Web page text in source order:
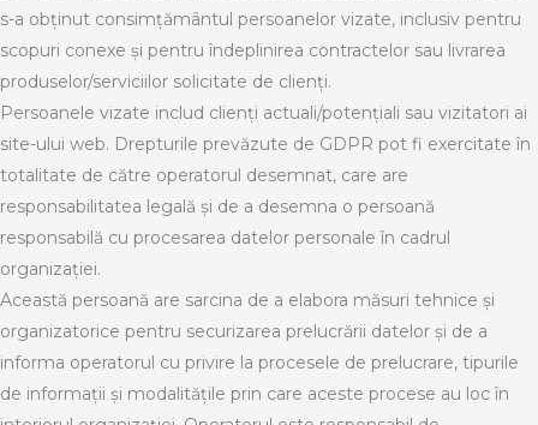
s-a obținut consimțământul persoanelor vizate, inclusiv pentru
scopuri conexe și pentru îndeplinirea contractelor sau livrarea
produselor/serviciilor solicitate de clienți.
Persoanele vizate includ clienți actuali/potențiali sau vizitatori ai
site-ului web. Drepturile prevăzute de GDPR pot fi exercitate în
totalitate de către operatorul desemnat, care are
responsabilitatea legală și de a desemna o persoană
responsabilă cu procesarea datelor personale în cadrul
organizației.
Această persoană are sarcina de a elabora măsuri tehnice și
organizatorice pentru securizarea prelucrării datelor și de a
informa operatorul cu privire la procesele de prelucrare, tipurile
de informații și modalitățile prin care aceste procese au loc în